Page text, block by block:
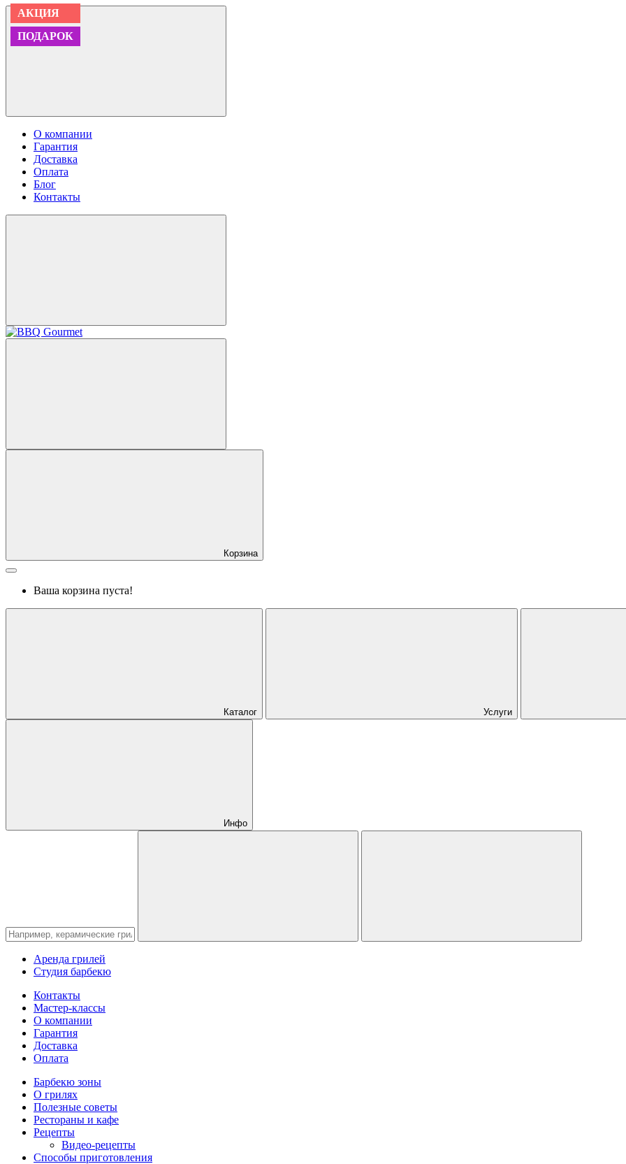
О компании
Гарантия
Доставка
Оплата
Блог
Контакты
Корзина
Ваша корзина пуста!
Каталог Услуги
Инфо
Аренда грилей
Студия барбекю
Контакты
Мастер-классы
О компании
Гарантия
Доставка
Оплата
Барбекю зоны
О грилях
Полезные советы
Рестораны и кафе
Рецепты
Видео-рецепты
Способы приготовления
АКЦИЯ
ПОДАРОК
АКЦИЯ
ПОДАРОК
АКЦИЯ
ПОДАРОК
АКЦИЯ
ПОДАРОК
АКЦИЯ
ПОДАРОК
АКЦИЯ
ПОДАРОК